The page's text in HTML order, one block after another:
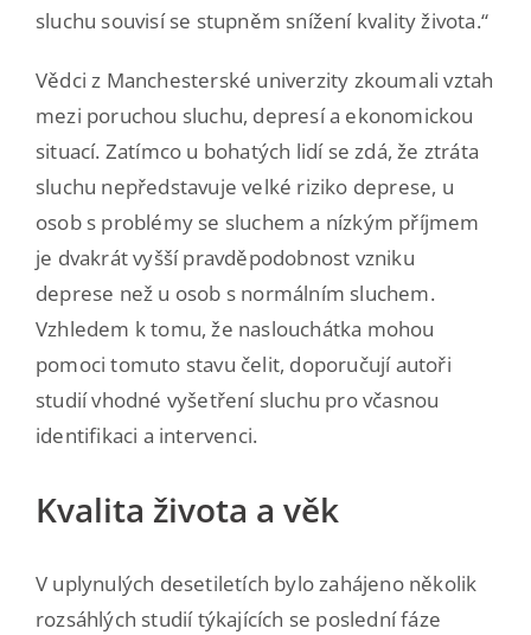
sluchu souvisí se stupněm snížení kvality života.“
Vědci z Manchesterské univerzity zkoumali vztah
mezi poruchou sluchu, depresí a ekonomickou
situací. Zatímco u bohatých lidí se zdá, že ztráta
sluchu nepředstavuje velké riziko deprese, u
osob s problémy se sluchem a nízkým příjmem
je dvakrát vyšší pravděpodobnost vzniku
deprese než u osob s normálním sluchem.
Vzhledem k tomu, že naslouchátka mohou
pomoci tomuto stavu čelit, doporučují autoři
studií vhodné vyšetření sluchu pro včasnou
identifikaci a intervenci.
Kvalita života a věk
V uplynulých desetiletích bylo zahájeno několik
rozsáhlých studií týkajících se poslední fáze